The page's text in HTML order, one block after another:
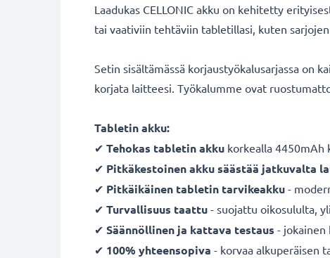
Laadukas CELLONIC akku on kehitetty
tai vaativiin tehtäviin tabletillasi, kuten
Setin sisältämässä korjaustyökalusarjassa on
korjata laitteesi. Työkalumme ovat
Tabletin akku:
✔ Tehokas tabletin akku korkealla 4450mAh
✔ Pitkäkestoinen akku säästää jatkuvalta
✔ Pitkäikäinen tabletin tarvikeakku -
✔ Turvallisuus taattu - suojattu oikosululta,
✔ Säännöllinen ja kattava testaus - jokainen
✔ 100% yhteensopiva - korvaa alkuperäisen